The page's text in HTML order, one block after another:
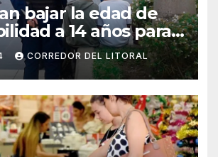
bajar la edad de
a 14 años para
de delitos
CORREDOR DEL LITORAL